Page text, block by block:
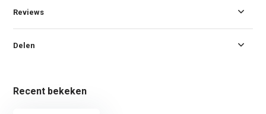
Reviews
Delen
Recent bekeken